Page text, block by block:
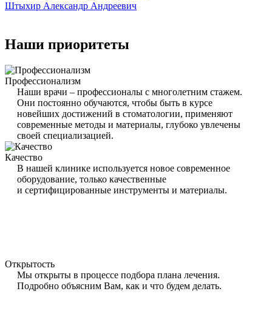
Штыхир Александр Андреевич
Наши приоритеты
Профессионализм
Наши врачи – профессионалы с многолетним стажем.
Они постоянно обучаются, чтобы быть в курсе
новейших достижений в стоматологии, применяют
современные методы и материалы, глубоко увлечены
своей специализацией.
Качество
В нашей клинике используется новое современное
оборудование, только качественные
и сертифицированные инструменты и материалы.
Открытость
Мы открыты в процессе подбора плана лечения.
Подробно объясним Вам, как и что будем делать.